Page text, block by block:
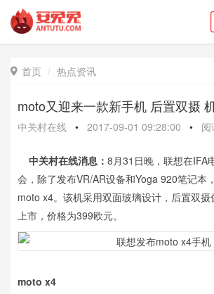
 首页 热点资讯
moto又迎来一款新手机 后置双摄
中关村在线 • 2017-09-01 09:28:00 • 阅
中关村在线消息： 8月31日晚，联想在IFA
会，除了发布VR/AR设备和Yoga 920笔记本
moto x4。该机采用双面玻璃设计，后置双
上市，价格为399欧元。
moto x4